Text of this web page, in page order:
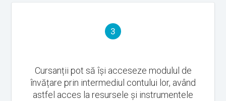
3
Cursanții pot să își acceseze modulul de
învățare prin intermediul contului lor, având
astfel acces la resursele și instrumentele